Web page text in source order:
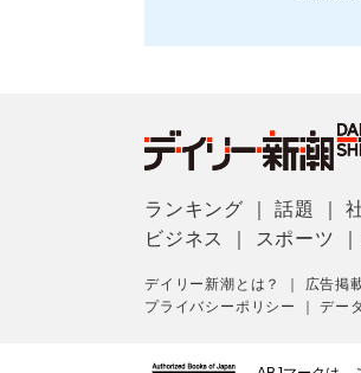
ランキング ｜話題 ｜
ビジネス
スポーツ
デイリー新潮とは？ ｜ 広告掲
プライバシーポリシー
｜デー